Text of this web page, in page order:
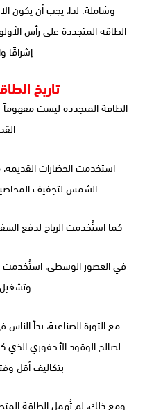
وشاملة. لذا، يجب أن يكون
الطاقة المتجددة على رأس
إشراقًا
تاريخ
الطاقة المتجددة ليست مفهوماً
استخدمت الحضارات القديمة،
الشمس لتجفيف
كما استُخدمت الرياح لدفع
في العصور الوسطى، استُخدمت
وتشغيل
مع الثورة الصناعية، بدأ
لصالح الوقود الأحفوري الذي
بتكاليف أقل
ومع ذلك، لم تُهمل الطاقة